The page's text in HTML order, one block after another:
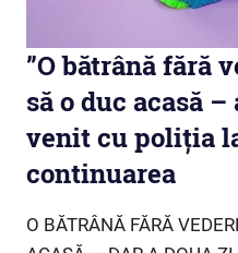
”O bătrână fără
să o duc acasă
venit cu poliția
continuarea
O BĂTRÂNĂ FĂRĂ